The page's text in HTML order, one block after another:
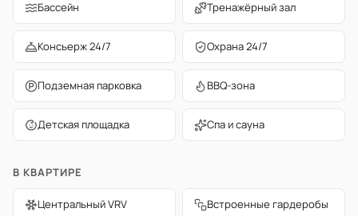
Бассейн Тренажёрный зал
Консьерж 24/7 Охрана 24/7
Подземная парковка BBQ-зона
Детская площадка Спа и сауна
В КВАРТИРЕ
Центральный VRV Встроенные гардеробы